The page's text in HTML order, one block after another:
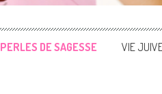
PERLES DE SAGESSE VIE